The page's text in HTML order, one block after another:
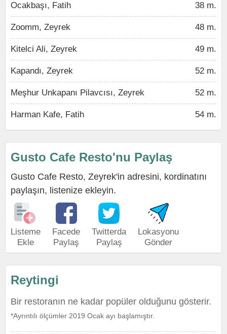
Ocakbaşı, Fatih 38 m.
Zoomm, Zeyrek 48 m.
Kitelci Ali, Zeyrek 49 m.
Kapandı, Zeyrek 52 m.
Meşhur Unkapanı Pilavcısı, Zeyrek 52 m.
Harman Kafe, Fatih 54 m.
Gusto Cafe Resto'nu Paylaş
Gusto Cafe Resto, Zeyrek'in adresini, kordinatını
paylaşın, listenize ekleyin.
Listeme
Ekle
Facede
Paylaş
Twitterda
Paylaş
Lokasyonu
Gönder
Reytingi
Bir restoranın ne kadar popüler olduğunu gösterir.
*Ayrıntılı ölçümler 2019 Ocak ayı başlamıştır.